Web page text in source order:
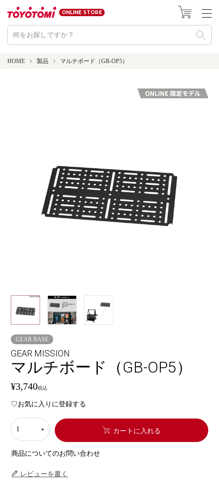
ONLINE STORE
HOME 製品 マルチボード（GB-OP5）
GEAR BASE
GEAR MISSION
マルチボード（GB-OP5）
¥3,740税込
お気に入りに登録する
カートに入れる
商品についてのお問い合わせ
レビューを書く